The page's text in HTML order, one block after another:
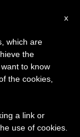
x
which are
the
to know
the cookies,
a link or
use of cookies.